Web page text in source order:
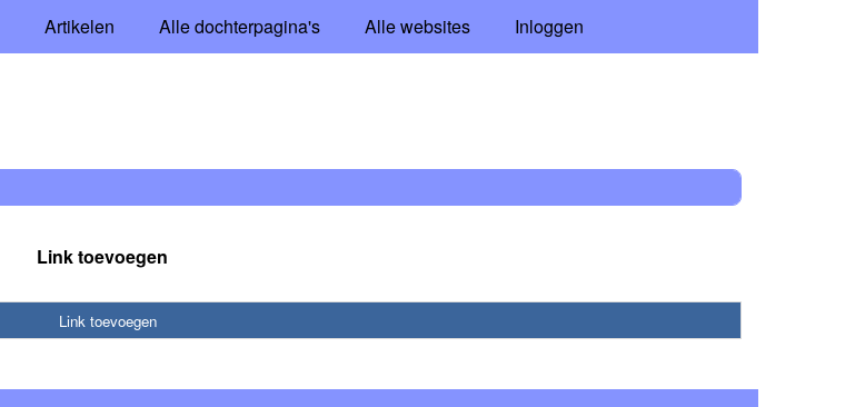
Artikelen Alle dochterpagina's Alle websites Inloggen
Link toevoegen
Link toevoegen